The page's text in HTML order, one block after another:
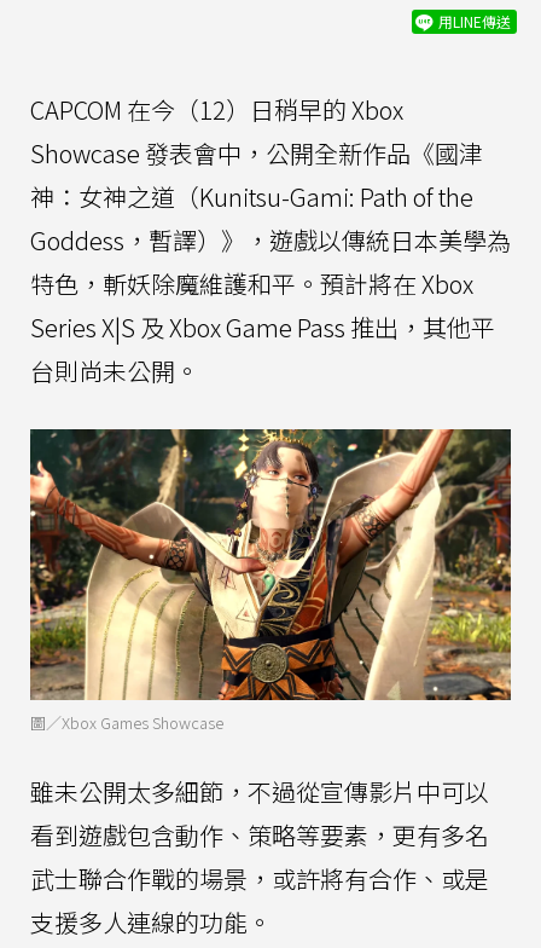
用LINE傳送
CAPCOM 在今（12）日稍早的 Xbox
Showcase 發表會中，公開全新作品《國津
神：女神之道（Kunitsu-Gami: Path of the
Goddess，暫譯）》，遊戲以傳統日本美學為
特色，斬妖除魔維護和平。預計將在 Xbox
Series X|S 及 Xbox Game Pass 推出，其他平
台則尚未公開。
圖／Xbox Games Showcase
雖未公開太多細節，不過從宣傳影片中可以
看到遊戲包含動作、策略等要素，更有多名
武士聯合作戰的場景，或許將有合作、或是
支援多人連線的功能。